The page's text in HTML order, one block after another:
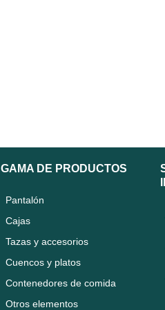
GAMA DE PRODUCTOS
Pantalón
Cajas
Tazas y accesorios
Cuencos y platos
Contenedores de comida
Otros elementos